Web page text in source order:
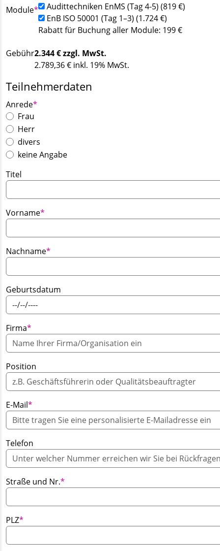
Pflichtfeld
Module*
Audittechniken EnMS (Tag 4-5) (819 €)
EnB ISO 50001 (Tag 1–3) (1.724 €)
Rabatt für Buchung aller Module: 199 €
Gebühr2.344€ zzgl. MwSt.
2.789,36€ inkl. 19% MwSt.
Teilnehmerdaten
Pflichtfeld
Anrede*
Frau
Herr
divers
keine Angabe
Titel
Pflichtfeld
Vorname*
Pflichtfeld
Nachname*
Geburtsdatum
Pflichtfeld
Firma*
Position
Pflichtfeld
E-Mail*
Telefon
Pflichtfeld
Straße und Nr.*
Pflichtfeld
PLZ*